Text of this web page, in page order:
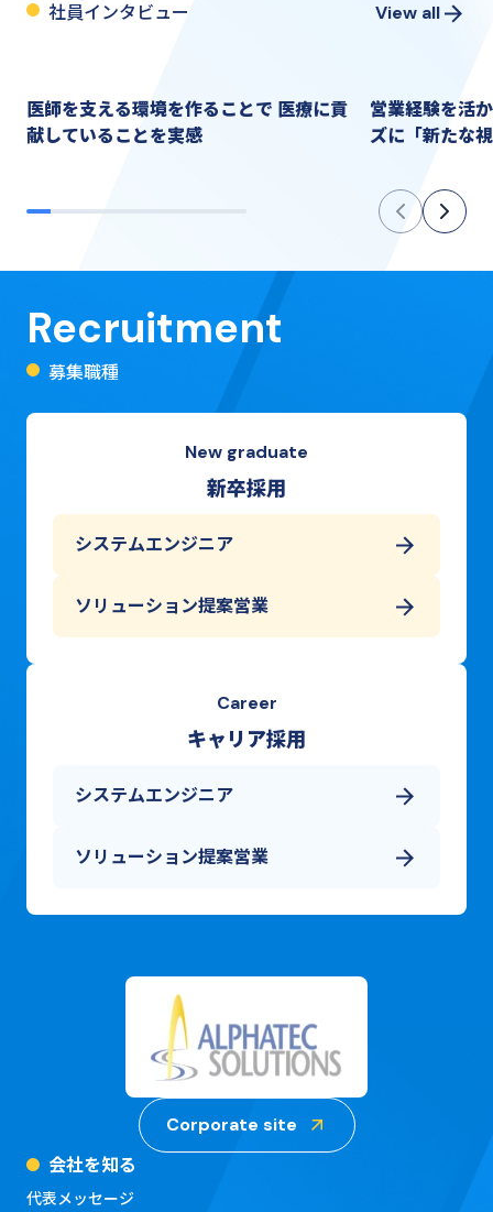
社員インタビュー View all
若手_SE_2022年入社(新卒)
医師を支える環境を作ることで 医療に貢
献していることを実感
(新卒)
営業経験を活
ズに「新たな
Recruitment
募集職種
New graduate
新卒採用
システムエンジニア
ソリューション提案営業
Career
キャリア採用
システムエンジニア
ソリューション提案営業
Corporate site
会社を知る
代表メッセージ